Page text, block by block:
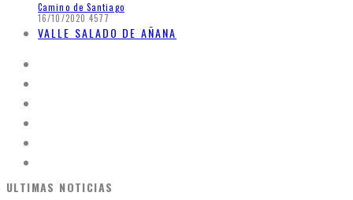
Camino de Santiago
16/10/2020 4577
VALLE SALADO DE AÑANA
ULTIMAS NOTICIAS